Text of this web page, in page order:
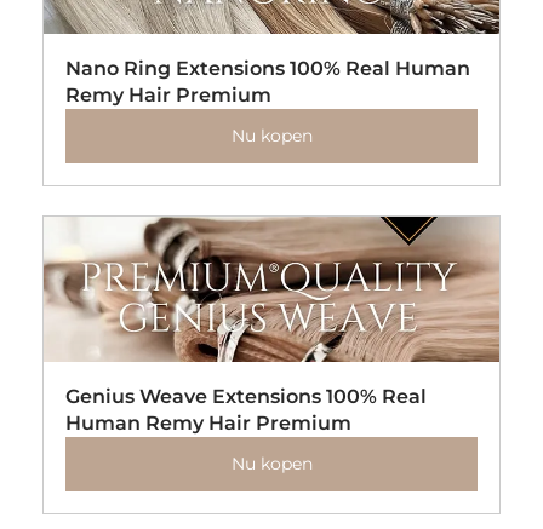
Nano Ring Extensions 100% Real Human
Remy Hair Premium
Nu kopen
Genius Weave Extensions 100% Real
Human Remy Hair Premium
Nu kopen